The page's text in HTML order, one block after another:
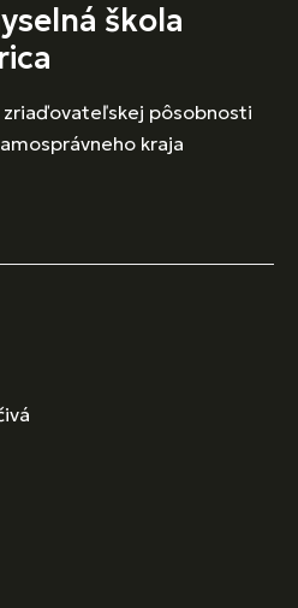
škola
zriaďovateľskej pôsobnosti
kraja